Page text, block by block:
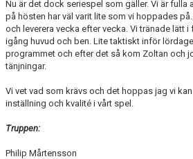
Nu är det dock seriespel som gäller. Vi är fulla
på hösten har väl varit lite som vi hoppades
och leverera vecka efter vecka. Vi tränade lätt
igång huvud och ben. Lite taktiskt inför
programmet och efter det så kom Zoltan och
tänjningar.
Vi vet vad som krävs och det hoppas jag vi
inställning och kvalité i vårt spel.
Truppen:
Philip Mårtensson